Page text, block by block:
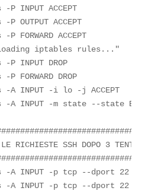
-P INPUT ACCEPT
-P OUTPUT ACCEPT
-P FORWARD ACCEPT
iptables rules..."
-P INPUT DROP
-P FORWARD DROP
-A INPUT -i lo -j ACCEPT
-A INPUT -m state --state
RICHIESTE SSH DOPO 3
-A INPUT -p tcp --dport 22 -m
-A INPUT -p tcp --dport 22 -m